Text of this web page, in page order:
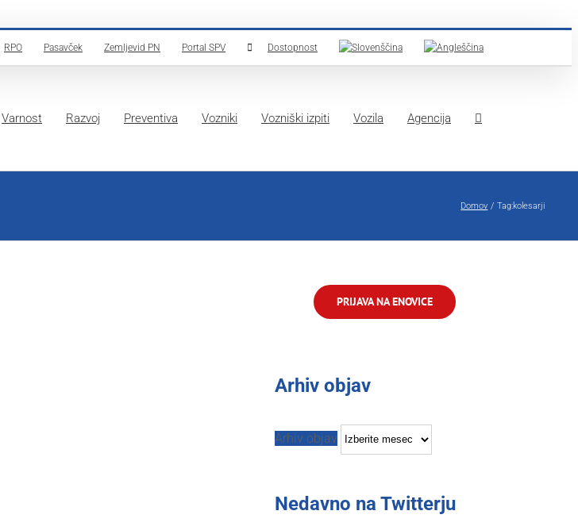
RPO Pasavček Zemljevid PN Portal SPV Dostopnost
Varnost Razvoj Preventiva Vozniki Vozniški izpiti Vozila Agencija
Domov Tag:kolesarji
PRIJAVA NA ENOVICE
Arhiv objav
Arhiv objav
Nedavno na Twitterju